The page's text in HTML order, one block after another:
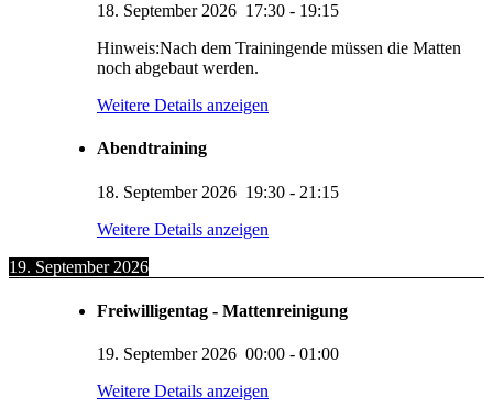
18. September 2026 17:30 - 19:15
Hinweis:Nach dem Trainingende müssen die Matten
noch abgebaut werden.
Weitere Details anzeigen
Abendtraining
18. September 2026 19:30 - 21:15
Weitere Details anzeigen
19. September 2026
Freiwilligentag - Mattenreinigung
19. September 2026 00:00 - 01:00
Weitere Details anzeigen